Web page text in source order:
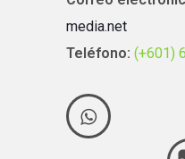
media.net
Teléfono: (+601)